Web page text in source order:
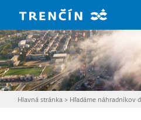
Hlavná stránka > Hľadáme náhradníkov